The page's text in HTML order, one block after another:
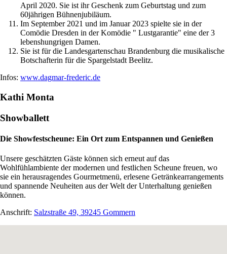
April 2020. Sie ist ihr Geschenk zum Geburtstag und zum
60jährigen Bühnenjubiläum.
Im September 2021 und im Januar 2023 spielte sie in der
Comödie Dresden in der Komödie " Lustgarantie" eine der 3
lebenshungrigen Damen.
Sie ist für die Landesgartenschau Brandenburg die musikalische
Botschafterin für die Spargelstadt Beelitz.
Infos: www.dagmar-frederic.de
Kathi Monta
Showballett
Die Showfestscheune: Ein Ort zum Entspannen und Genießen
Unsere geschätzten Gäste können sich erneut auf das
Wohlfühlambiente der modernen und festlichen Scheune freuen, wo
sie ein herausragendes Gourmetmenü, erlesene Getränkearrangements
und spannende Neuheiten aus der Welt der Unterhaltung genießen
können.
Anschrift: Salzstraße 49, 39245 Gommern